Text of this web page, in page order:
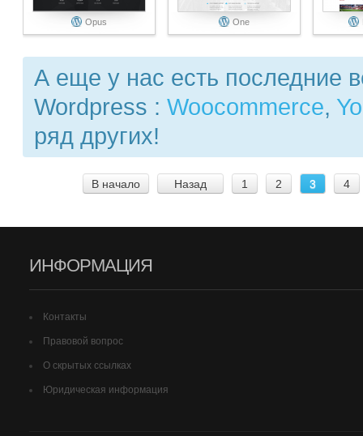
Opus One
А еще у нас есть последние
Wordpress : Woocommerce,
ряд других!
В начало Назад 1 2 3 4
ИНФОРМАЦИЯ
Контакты
Правовой вопрос
О скрытых ссылках
Юридическая информация